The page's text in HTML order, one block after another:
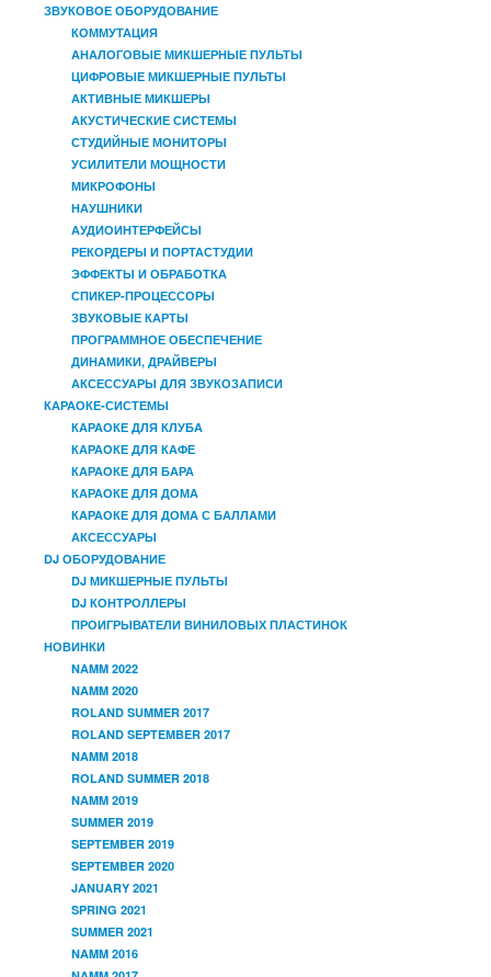
ЗВУКОВОЕ ОБОРУДОВАНИЕ
КОММУТАЦИЯ
АНАЛОГОВЫЕ МИКШЕРНЫЕ ПУЛЬТЫ
ЦИФРОВЫЕ МИКШЕРНЫЕ ПУЛЬТЫ
АКТИВНЫЕ МИКШЕРЫ
АКУСТИЧЕСКИЕ СИСТЕМЫ
СТУДИЙНЫЕ МОНИТОРЫ
УСИЛИТЕЛИ МОЩНОСТИ
МИКРОФОНЫ
НАУШНИКИ
АУДИОИНТЕРФЕЙСЫ
РЕКОРДЕРЫ И ПОРТАСТУДИИ
ЭФФЕКТЫ И ОБРАБОТКА
СПИКЕР-ПРОЦЕССОРЫ
ЗВУКОВЫЕ КАРТЫ
ПРОГРАММНОЕ ОБЕСПЕЧЕНИЕ
ДИНАМИКИ, ДРАЙВЕРЫ
АКСЕССУАРЫ ДЛЯ ЗВУКОЗАПИСИ
КАРАОКЕ-СИСТЕМЫ
КАРАОКЕ ДЛЯ КЛУБА
КАРАОКЕ ДЛЯ КАФЕ
КАРАОКЕ ДЛЯ БАРА
КАРАОКЕ ДЛЯ ДОМА
КАРАОКЕ ДЛЯ ДОМА С БАЛЛАМИ
АКСЕССУАРЫ
DJ ОБОРУДОВАНИЕ
DJ МИКШЕРНЫЕ ПУЛЬТЫ
DJ КОНТРОЛЛЕРЫ
ПРОИГРЫВАТЕЛИ ВИНИЛОВЫХ ПЛАСТИНОК
НОВИНКИ
NAMM 2022
NAMM 2020
ROLAND SUMMER 2017
ROLAND SEPTEMBER 2017
NAMM 2018
ROLAND SUMMER 2018
NAMM 2019
SUMMER 2019
SEPTEMBER 2019
SEPTEMBER 2020
JANUARY 2021
SPRING 2021
SUMMER 2021
NAMM 2016